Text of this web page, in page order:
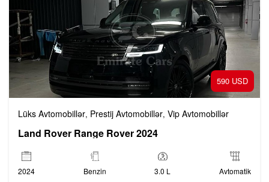
590 USD
Lüks Avtomobillər, Prestij Avtomobillər, Vip Avtomobillər
Land Rover Range Rover 2024
2024 Benzin 3.0 L Avtomatik